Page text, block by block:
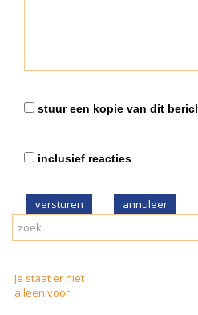
stuur een kopie van dit
inclusief reacties
versturen
Je staat er niet
alleen voor.